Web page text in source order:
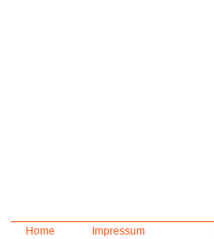
Home Impressum